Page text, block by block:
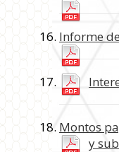
Informe
Montos
y